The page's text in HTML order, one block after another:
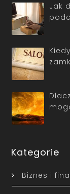
Jak
Kategorie
Biznes i